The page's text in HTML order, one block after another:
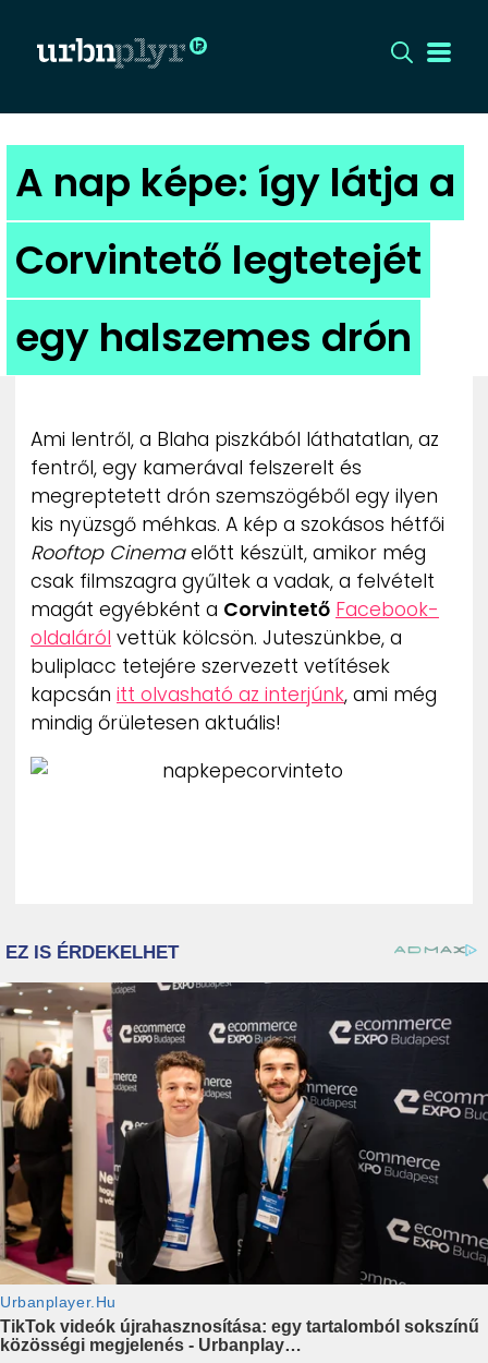
CÍMLAP
DIZÁJN
DIVAT
HIP
UTCA
ZENE
MÉDIAAJÁNLAT
IMPRESSZUM
PR-ARCHÍVUM
ADATKEZELÉSI TÁJÉKOZTATÓ
A nap képe: így látja a
Corvintető legtetejét
egy halszemes drón
Ami lentről, a Blaha piszkából láthatatlan, az
fentről, egy kamerával felszerelt és
megreptetett drón szemszögéből egy ilyen
kis nyüzsgő méhkas. A kép a szokásos hétfői
Rooftop Cinemaelőtt készült, amikor még
csak filmszagra gyűltek a vadak, a felvételt
magát egyébként a Corvintető Facebook-
oldaláról vettük kölcsön. Juteszünkbe, a
buliplacc tetejére szervezett vetítések
kapcsán itt olvasható az interjúnk, ami még
mindig őrületesen aktuális!